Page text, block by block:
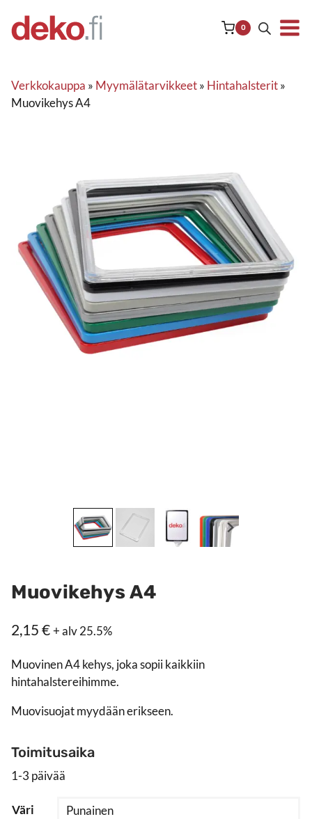
sisältöön
0
Verkkokauppa » Myymälätarvikkeet» Hintahalsterit»
Muovikehys A4
Muovikehys A4
2,15€+ alv 25.5%
Muovinen A4 kehys, joka sopii kaikkiin
hintahalstereihimme.
Muovisuojat myydään erikseen.
Toimitusaika
1-3 päivää
Väri
Punainen